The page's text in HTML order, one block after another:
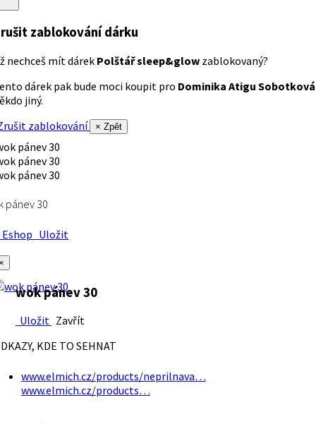
zablokování dárku
nechceš mít dárek Polštář sleep&glow zablokovaný?
dárek pak bude moci koupit pro Dominika Atigu Sobotková
jiný.
zablokování
× Zpět
pánev 30
Uložit
wok pánev 30
Uložit Zavřít
KDE TO SEHNAT
www.elmich.cz/products/neprilnava…
www.elmich.cz/products…